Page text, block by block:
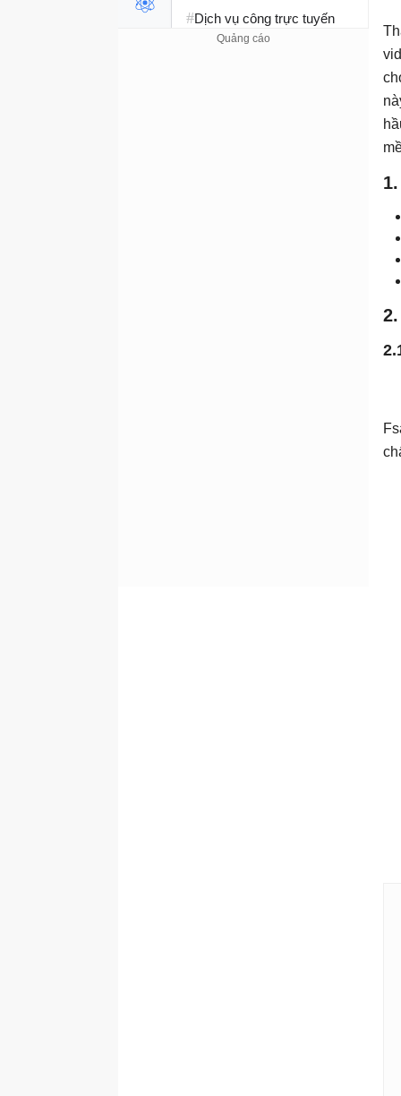
#Dịch vụ công trực tuyến